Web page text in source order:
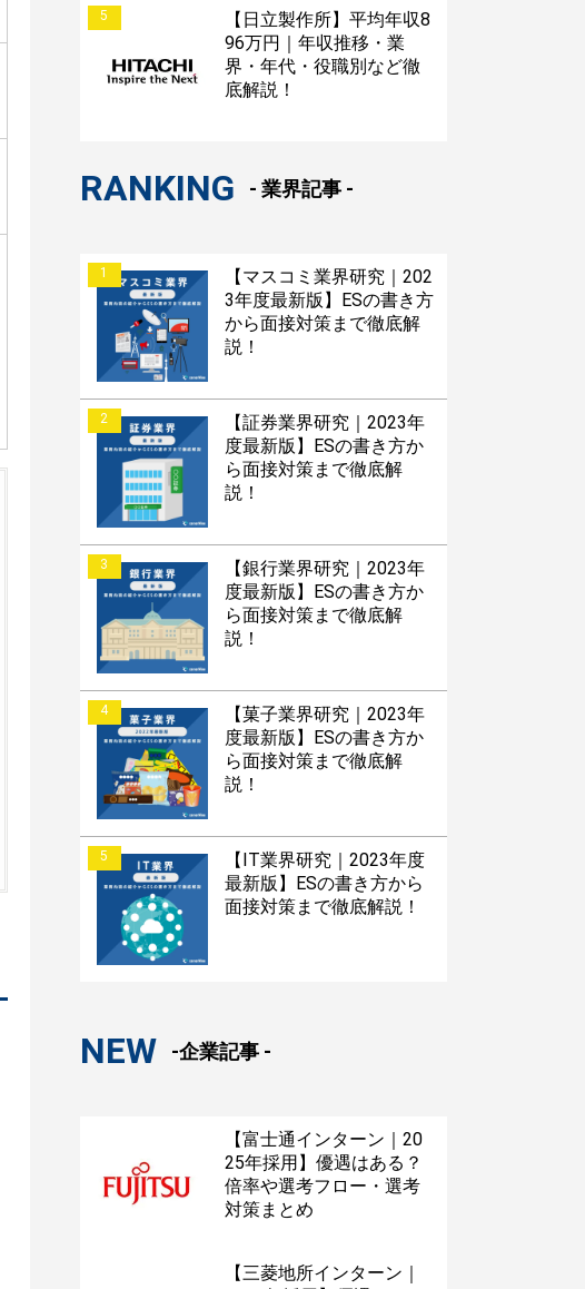
5
【日立製作所】平均年収8
96万円｜年収推移・業
界・年代・役職別など徹
底解説！
RANKING - 業界記事 -
1
【マスコミ業界研究｜202
3年度最新版】ESの書き方
から面接対策まで徹底解
説！
2
【証券業界研究｜2023年
度最新版】ESの書き方か
ら面接対策まで徹底解
説！
3
【銀行業界研究｜2023年
度最新版】ESの書き方か
ら面接対策まで徹底解
説！
4
【菓子業界研究｜2023年
度最新版】ESの書き方か
ら面接対策まで徹底解
説！
5
【IT業界研究｜2023年度
最新版】ESの書き方から
面接対策まで徹底解説！
NEW -企業記事 -
【富士通インターン｜20
25年採用】優遇はある？
倍率や選考フロー・選考
対策まとめ
【三菱地所インターン｜